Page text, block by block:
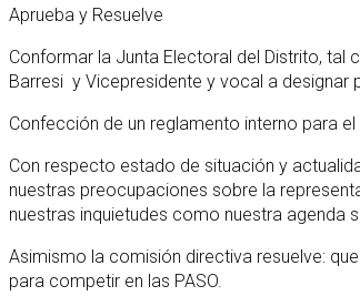
Aprueba y Resuelve
Conformar la Junta Electoral del Distrito, tal
Barresi y Vicepresidente y vocal a designar
Confección de un reglamento interno para
Con respecto estado de situación y
nuestras preocupaciones sobre la
nuestras inquietudes como nuestra agenda
Asimismo la comisión directiva resuelve:
para competir en las PASO.